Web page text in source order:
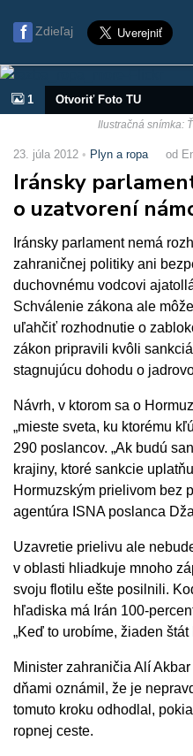
Zdieľaj
1 Otvoriť Foto TU
Ilustračná snímka:
23. júla 2012 Plyn a ropa od
Iránsky
o uzatvorení
Iránsky parlament nemá
zahraničnej politiky ani
duchovnému vodcovi
Schválenie zákona ale
uľahčiť rozhodnutie o
zákon pripravili kvôli
stagnujúcu dohodu o
Návrh, v ktorom sa o
„mieste sveta, ku ktorému
290 poslancov. „Ak budú
krajiny, ktoré sankcie
Hormuzským prielivom bez
agentúra ISNA poslanca
Uzavretie prielivu ale
v oblasti hliadkuje mnoho
svoju flotilu ešte posilnili.
hľadiska má Irán 100-
„Keď to urobíme, žiaden
Minister zahraničia Alí
dňami oznámil, že je
tomuto kroku odhodlal,
ropnej ceste.